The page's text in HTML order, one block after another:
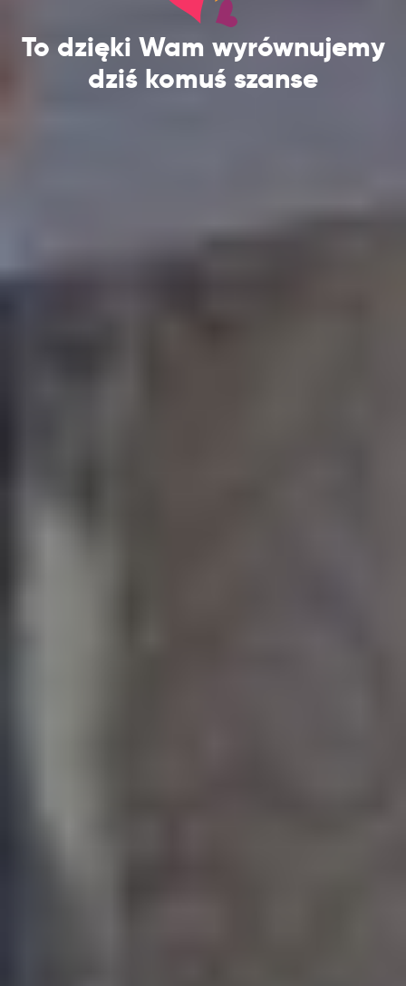
To dzięki Wam wyrównujemy
dziś komuś szanse